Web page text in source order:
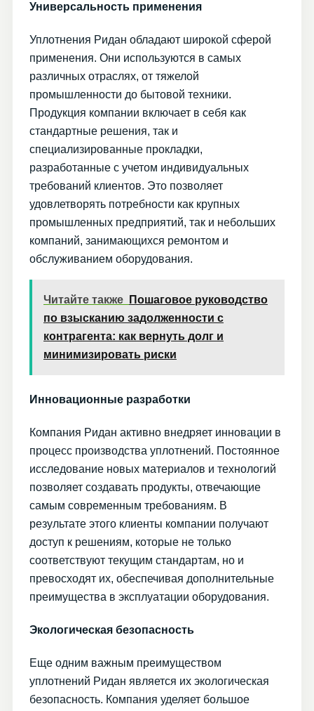
Универсальность применения
Уплотнения Ридан обладают широкой сферой
применения. Они используются в самых
различных отраслях, от тяжелой
промышленности до бытовой техники.
Продукция компании включает в себя как
стандартные решения, так и
специализированные прокладки,
разработанные с учетом индивидуальных
требований клиентов. Это позволяет
удовлетворять потребности как крупных
промышленных предприятий, так и небольших
компаний, занимающихся ремонтом и
обслуживанием оборудования.
Читайте также
Пошаговое руководство
по взысканию задолженности с
контрагента: как вернуть долг и
минимизировать риски
Инновационные разработки
Компания Ридан активно внедряет инновации в
процесс производства уплотнений. Постоянное
исследование новых материалов и технологий
позволяет создавать продукты, отвечающие
самым современным требованиям. В
результате этого клиенты компании получают
доступ к решениям, которые не только
соответствуют текущим стандартам, но и
превосходят их, обеспечивая дополнительные
преимущества в эксплуатации оборудования.
Экологическая безопасность
Еще одним важным преимуществом
уплотнений Ридан является их экологическая
безопасность. Компания уделяет большое